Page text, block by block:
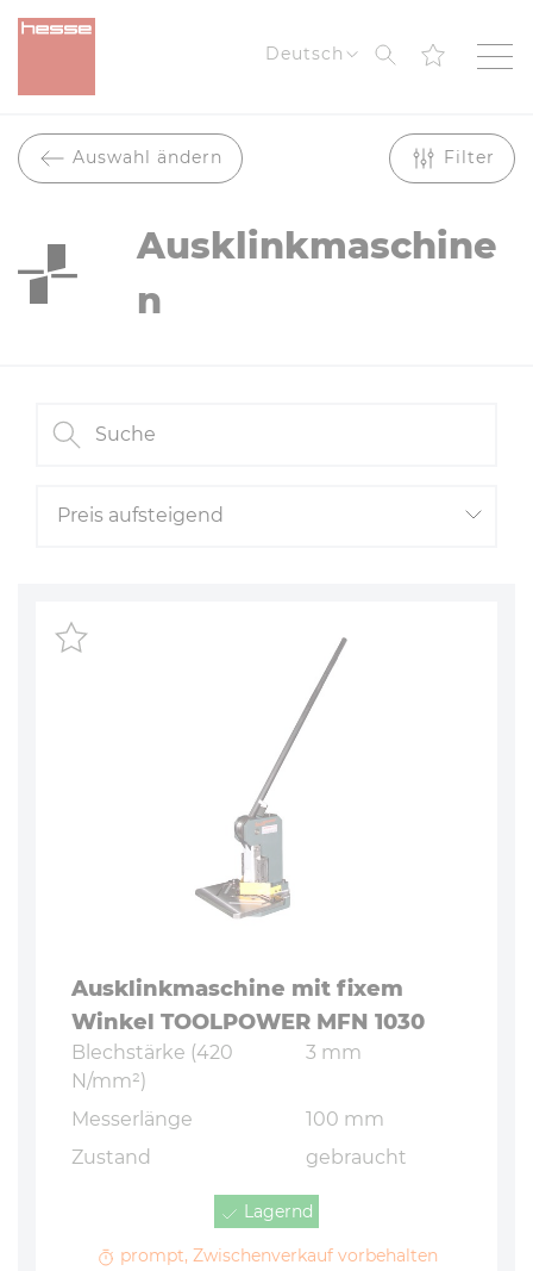
Deutsch Suche
Auswahl ändern FilterFilter
Ausklinkmaschine
n
Preis aufsteigend
Aus­klink­ma­schi­ne mit fixem
Winkel TOOLPOWER MFN 1030
Blech­stär­ke (420
N/mm²)
3 mm
Mes­ser­län­ge
100 mm
Zustand
gebraucht
Lagernd
prompt, Zwischenverkauf vorbehalten